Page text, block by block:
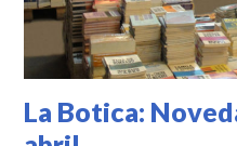
La Botica: